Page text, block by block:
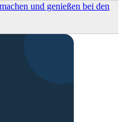
und genießen bei den